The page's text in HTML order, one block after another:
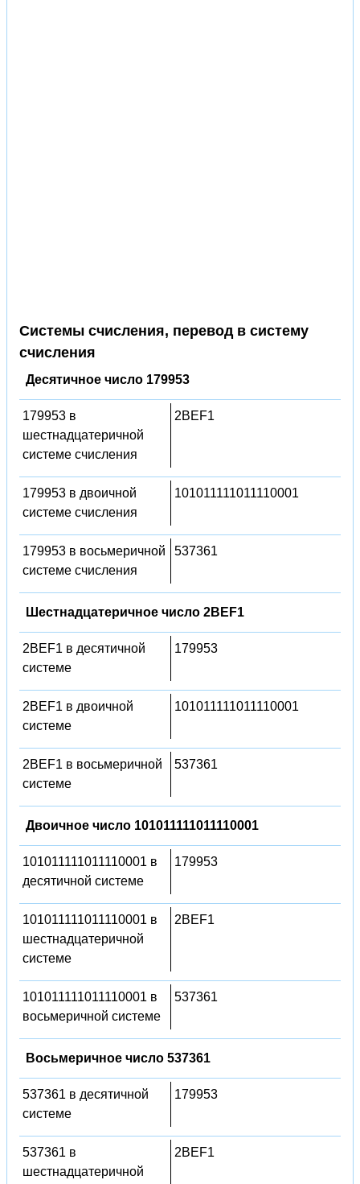
Системы счисления, перевод в систему
счисления
Десятичное число 179953
179953 в
шестнадцатеричной
системе счисления
2BEF1
179953 в двоичной
системе счисления
101011111011110001
179953 в восьмеричной
системе счисления
537361
Шестнадцатеричное число 2BEF1
2BEF1 в десятичной
системе
179953
2BEF1 в двоичной
системе
101011111011110001
2BEF1 в восьмеричной
системе
537361
Двоичное число 101011111011110001
101011111011110001 в
десятичной системе
179953
101011111011110001 в
шестнадцатеричной
системе
2BEF1
101011111011110001 в
восьмеричной системе
537361
Восьмеричное число 537361
537361 в десятичной
системе
179953
537361 в
шестнадцатеричной
2BEF1